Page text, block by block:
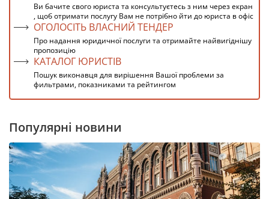
Ви бачите свого юриста та консультуєтесь з ним через екран
, щоб отримати послугу Вам не потрібно йти до юриста в офіс
ОГОЛОСІТЬ ВЛАСНИЙ ТЕНДЕР
Про надання юридичної послуги та отримайте найвигіднішу
пропозицію
КАТАЛОГ ЮРИСТІВ
Пошук виконавця для вирішення Вашої проблеми за
фильтрами, показниками та рейтингом
Популярні новини